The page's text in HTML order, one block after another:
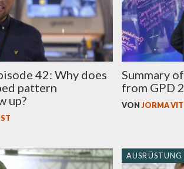
42: Why does
pattern
up?
Summary
from GPD
VONJORMA
AUSRÜSTUNG